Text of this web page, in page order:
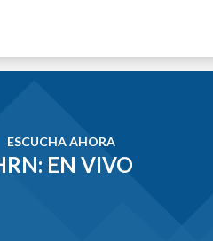
ESCUCHA AHORA
EN VIVO